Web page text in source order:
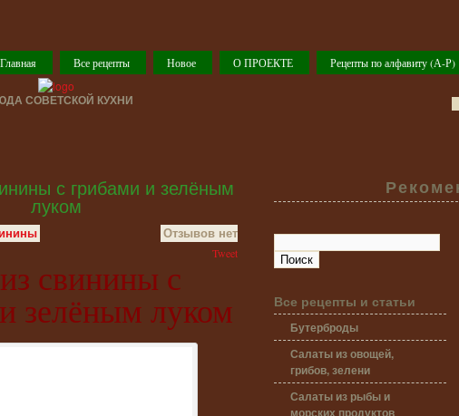
Главная Все рецепты Новое О ПРОЕКТЕ Рецепты по алфавиту (А-Р)
СОВЕТСКОЙ КУХНИ
с грибами и зелёным
луком
Отзывов нет
Tweet
свинины с
зелёным луком Все рецепты и статьи
Бутерброды
Салаты из овощей,
грибов, зелени
Салаты из рыбы и
морских продуктов